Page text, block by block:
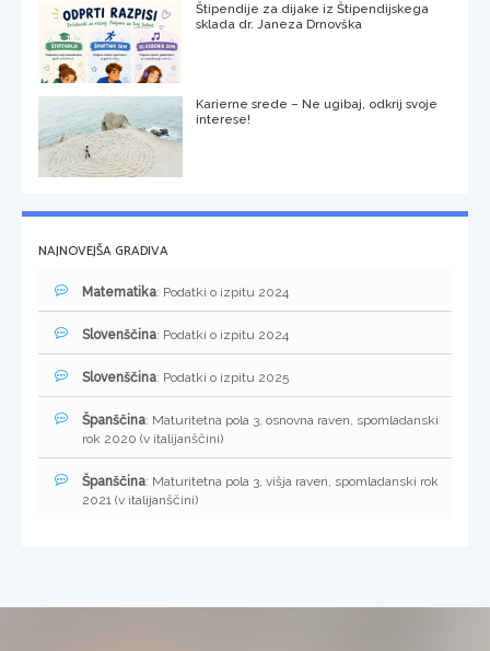
Štipendije za dijake iz Štipendijskega
sklada dr. Janeza Drnovška
Karierne srede – Ne ugibaj, odkrij svoje
interese!
NAJNOVEJŠA GRADIVA
Matematika: Podatki o izpitu 2024
Slovenščina: Podatki o izpitu 2024
Slovenščina: Podatki o izpitu 2025
Španščina: Maturitetna pola 3, osnovna raven, spomladanski
rok 2020 (v italijanščini)
Španščina: Maturitetna pola 3, višja raven, spomladanski rok
2021 (v italijanščini)